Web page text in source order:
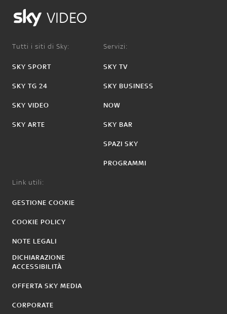
VIDEO
Tutti i siti di Sky:
SKY SPORT
SKY TG 24
SKY VIDEO
SKY ARTE
Servizi:
SKY TV
SKY BUSINESS
NOW
SKY BAR
SPAZI SKY
PROGRAMMI
Link utili:
GESTIONE COOKIE
COOKIE POLICY
NOTE LEGALI
DICHIARAZIONE
ACCESSIBILITÀ
OFFERTA SKY MEDIA
CORPORATE